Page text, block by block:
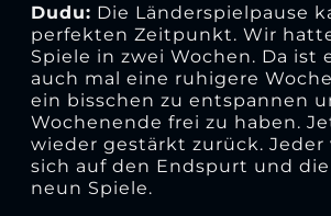
Dudu: Die Länderspielpause
perfekten Zeitpunkt. Wir
Spiele in zwei Wochen. Da ist
auch mal eine ruhigere
ein bisschen zu entspannen
Wochenende frei zu haben.
wieder gestärkt zurück. Jeder
sich auf den Endspurt und
neun Spiele.